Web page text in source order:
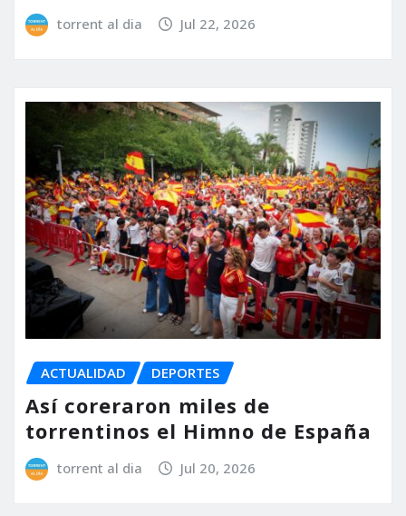
torrent al dia Jul 22, 2026
ACTUALIDAD DEPORTES
Así coreraron miles de
torrentinos el Himno de España
torrent al dia Jul 20, 2026